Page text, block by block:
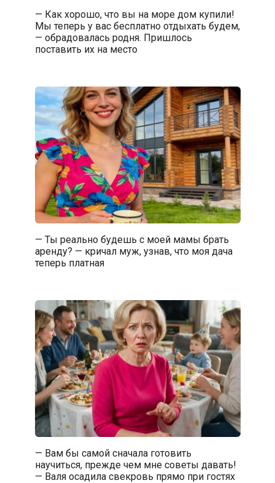
— Как хорошо, что вы на море дом купили!
Мы теперь у вас бесплатно отдыхать будем,
— обрадовалась родня. Пришлось
поставить их на место
— Ты реально будешь с моей мамы брать
аренду? — кричал муж, узнав, что моя дача
теперь платная
— Вам бы самой сначала готовить
научиться, прежде чем мне советы давать!
— Валя осадила свекровь прямо при гостях